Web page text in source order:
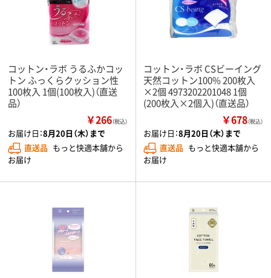
コットン・ラボ うるふかコッ
トン ふっくらクッション性
100枚入 1個(100枚入)（直送
品）
￥266（税込）
お届け日：8月20日（木）まで
直送品 もっと快適本舗から
お届け
コットン・ラボ CSビーイング
天然コットン100% 200枚入
×2個 4973202201048 1個
(200枚入×2個入)（直送品）
￥678（税込）
お届け日：8月20日（木）まで
直送品 もっと快適本舗から
お届け